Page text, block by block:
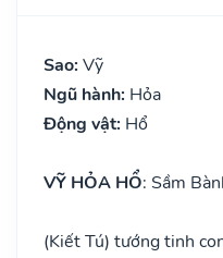
Sao: Vỹ
Ngũ hành: Hỏa
Động vật: Hổ
VỸ HỎA HỔ: Sầm
(Kiết Tú) tướng tinh